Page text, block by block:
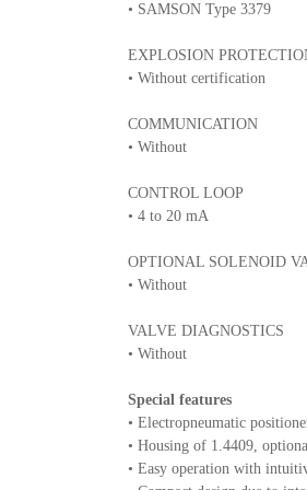
• SAMSON Type 3379
EXPLOSION
• Without certification
COMMUNICATION
• Without
CONTROL LOOP
• 4 to 20 mA
OPTIONAL SOLENOID
• Without
VALVE DIAGNOSTICS
• Without
Special features
• Electropneumatic
• Housing of 1.4409,
• Easy operation with